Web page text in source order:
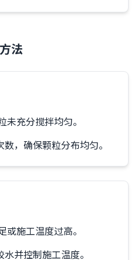
法
未充分搅拌均匀。
，确保颗粒分布均匀。
或施工温度过高。
并控制施工温度。